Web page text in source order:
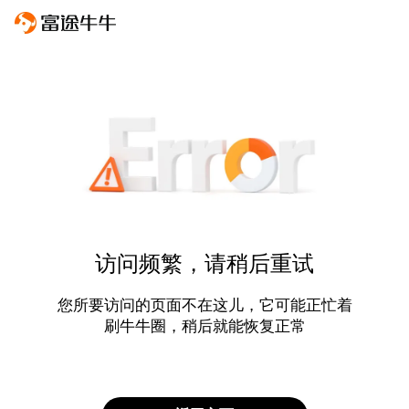
访问频繁，请稍后重试
您所要访问的页面不在这儿，它可能正忙着
刷牛牛圈，稍后就能恢复正常